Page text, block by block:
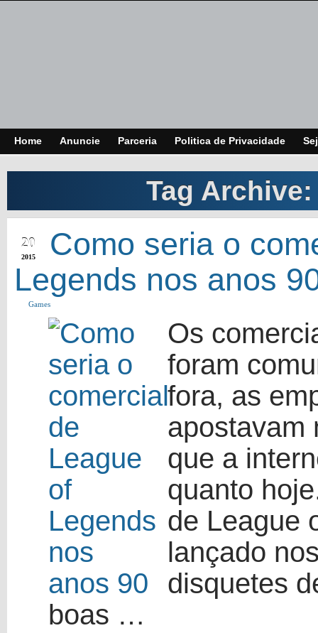
Home Anuncie Parceria Politica de Privacidade
Tag
20
2015
Como seria o
Legends nos anos
Games
Os
foram
fora, as
apostavam
que a
quanto
de League
lançado
disquetes
boas …